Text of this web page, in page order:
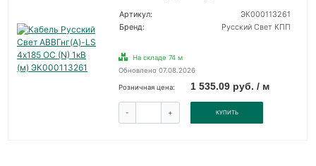
Артикул:
ЭК000113261
Бренд:
Русский Свет КПП
На складе 74 м
Обновлено 07.08.2026
Розничная цена: 1 535.09 руб. / м
- + КУПИТЬ